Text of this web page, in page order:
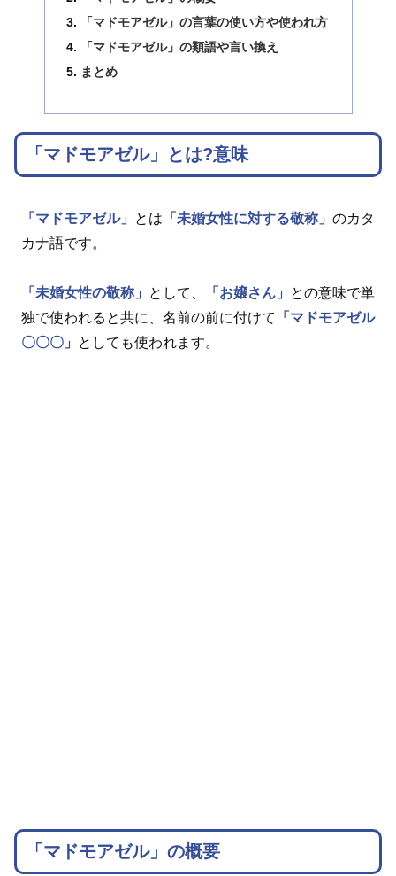
「マドモアゼル」の言葉の使い方や使われ方
「マドモアゼル」の類語や言い換え
まとめ
「マドモアゼル」とは?意味
「マドモアゼル」 とは 「未婚女性に対する敬称」 のカタ
カナ語です。
「未婚女性の敬称」 として、 「お嬢さん」
との意味で単
独で使われると共に、名前の前に付けて
「マドモアゼル
〇〇〇」
としても使われます。
「マドモアゼル」の概要